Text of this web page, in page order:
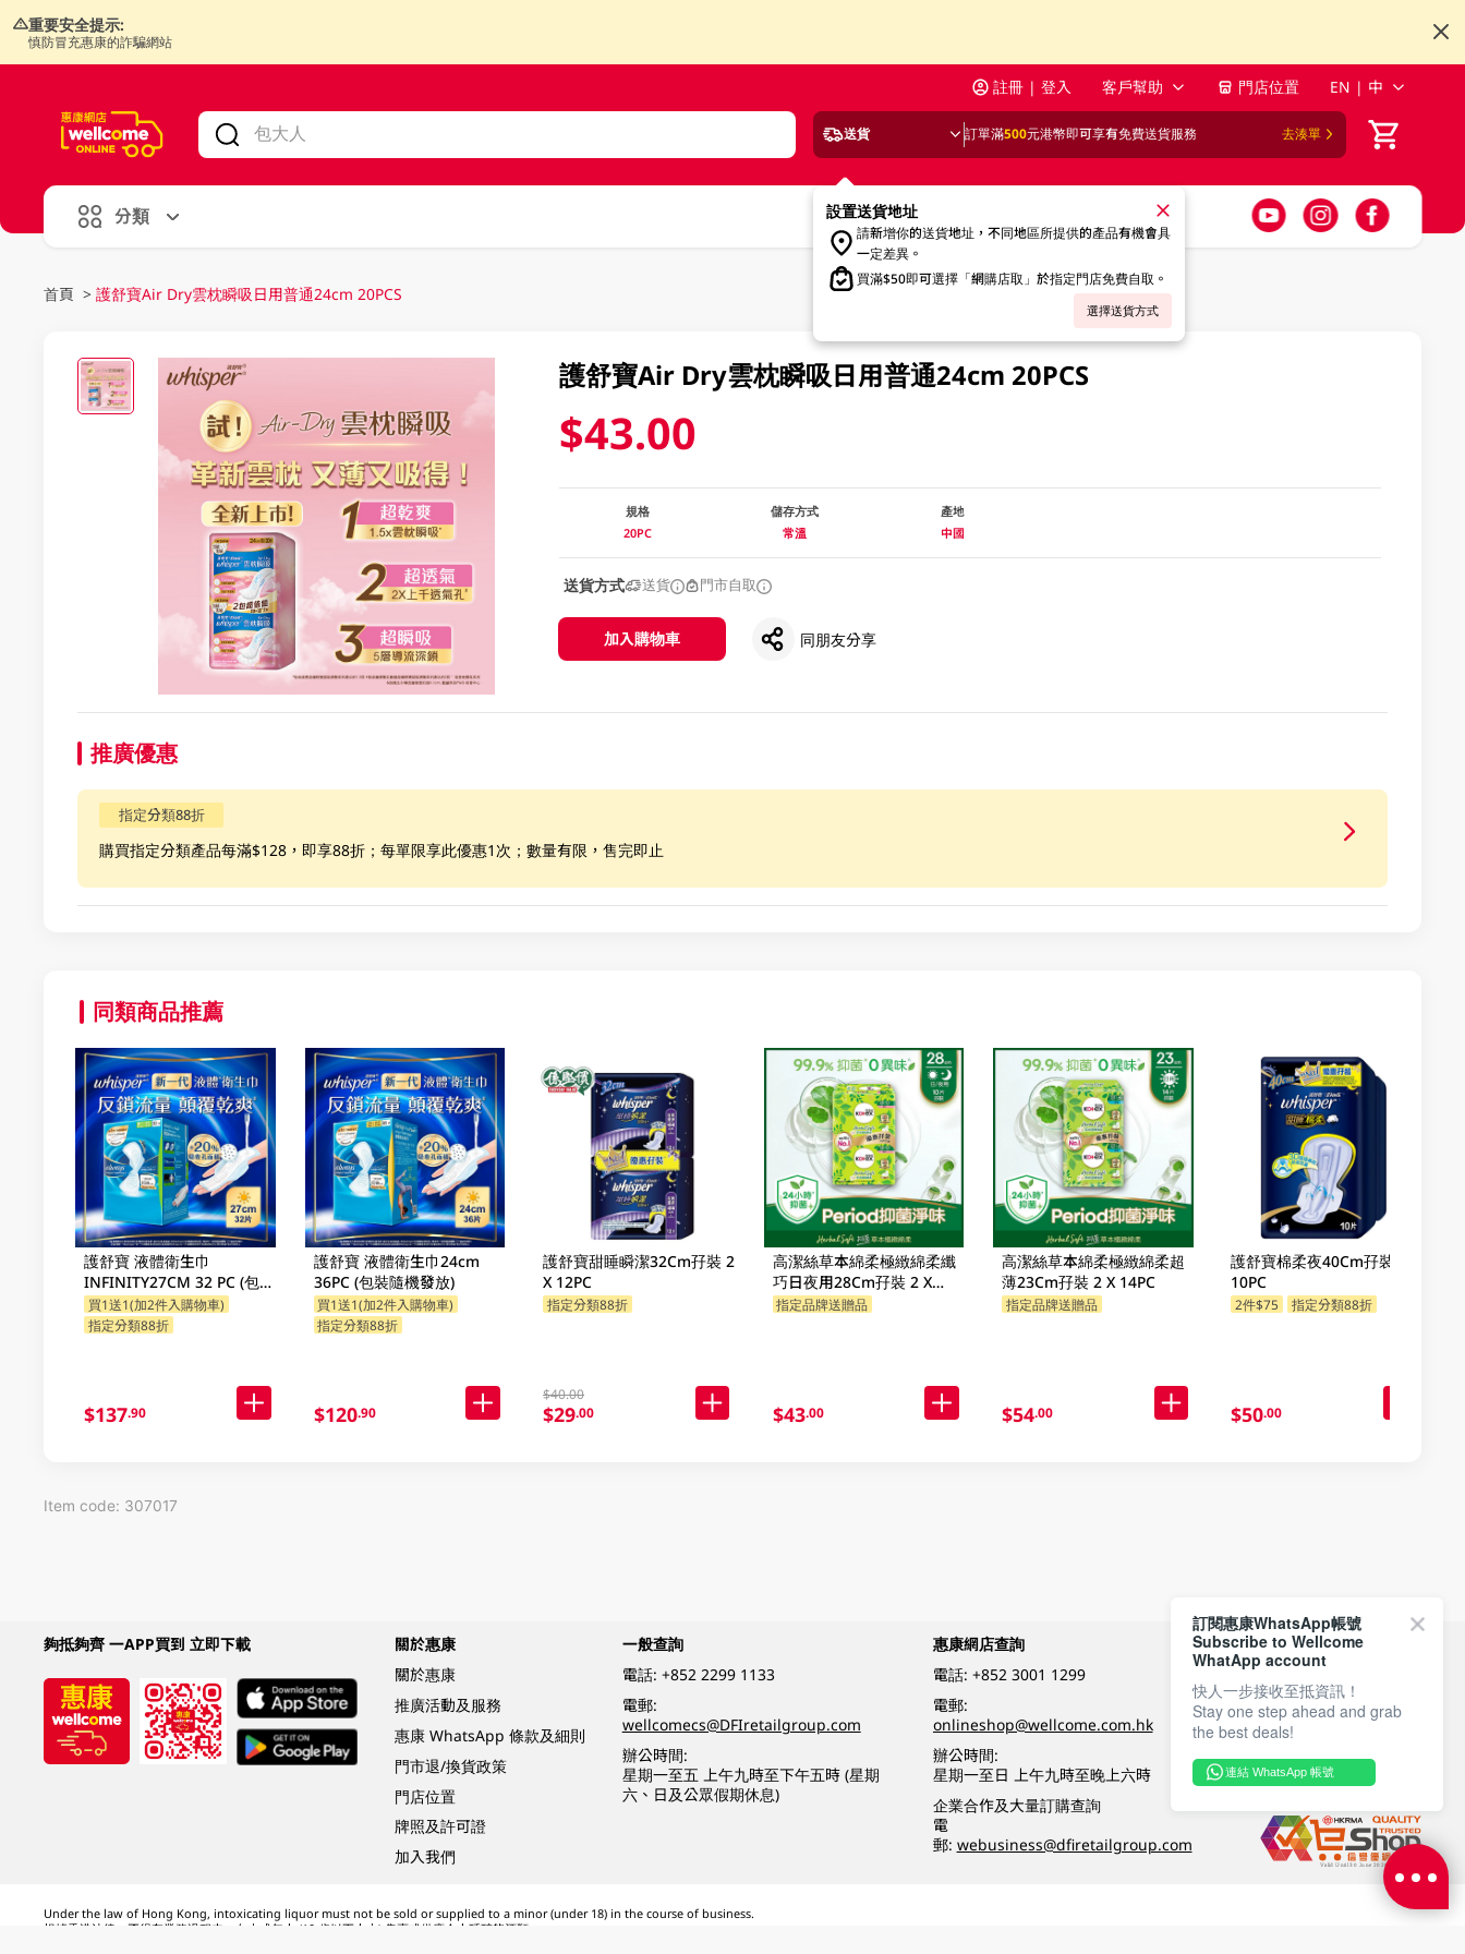
重要安全提示:
慎防冒充惠康的詐騙網站
註冊 | 登入 客戶幫助 門店位置 EN | 中
送貨 訂單滿500元港幣即可享有免費送貨服務 去湊單
設置送貨地址
請新增你的送貨地址，不同地區所提供的產品有機會具
一定差異。
買滿$50即可選擇「網購店取」於指定門店免費自取。
選擇送貨方式
分類
首頁 > 護舒寶Air Dry雲枕瞬吸日用普通24cm 20PCS
護舒寶Air Dry雲枕瞬吸日用普通24cm 20PCS
$43.00
規格
20PC
儲存方式
常溫
產地
中國
送貨方式 送貨 門市自取
加入購物車 同朋友分享
推廣優惠
指定分類88折
購買指定分類產品每滿$128，即享88折；每單限享此優惠1次；數量有限，售完即止
同類商品推薦
護舒寶 液體衛生巾
INFINITY27CM 32 PC (包裝
隨機發放)
買1送1(加2件入購物車)
指定分類88折
$137.90
護舒寶 液體衛生巾24cm
36PC (包裝隨機發放)
買1送1(加2件入購物車)
指定分類88折
$120.90
護舒寶甜睡瞬潔32Cm孖裝 2
X 12PC
指定分類88折
$40.00
$29.00
高潔絲草本綿柔極緻綿柔纖
巧日夜用28Cm孖裝 2 X
10PC
指定品牌送贈品
$43.00
高潔絲草本綿柔極緻綿柔超
薄23Cm孖裝 2 X 14PC
指定品牌送贈品
$54.00
護舒寶棉柔夜40Cm孖裝 2 X
10PC
2件$75 指定分類88折
$50.00
Item code: 307017
夠抵夠齊 一APP買到 立即下載
關於惠康
關於惠康
推廣活動及服務
惠康 WhatsApp 條款及細則
門市退/換貨政策
門店位置
牌照及許可證
加入我們
一般查詢
電話: +852 2299 1133
電郵:
wellcomecs@DFIretailgroup.com
辦公時間:
星期一至五 上午九時至下午五時 (星期
六、日及公眾假期休息)
惠康網店查詢
電話: +852 3001 1299
電郵:
onlineshop@wellcome.com.hk
辦公時間:
星期一至日 上午九時至晚上六時
企業合作及大量訂購查詢
電
郵: webusiness@dfiretailgroup.com
付款方式
關注我們
Under the law of Hong Kong, intoxicating liquor must not be sold or supplied to a minor (under 18) in the course of business.
根據香港法律，不得在業務過程中，向未成年人 (18 歲以下人士) 售賣或供應令人醺醉的酒類。
訂閱惠康WhatsApp帳號
Subscribe to Wellcome
WhatApp account
快人一步接收至抵資訊！
Stay one step ahead and grab
the best deals!
連結 WhatsApp 帳號